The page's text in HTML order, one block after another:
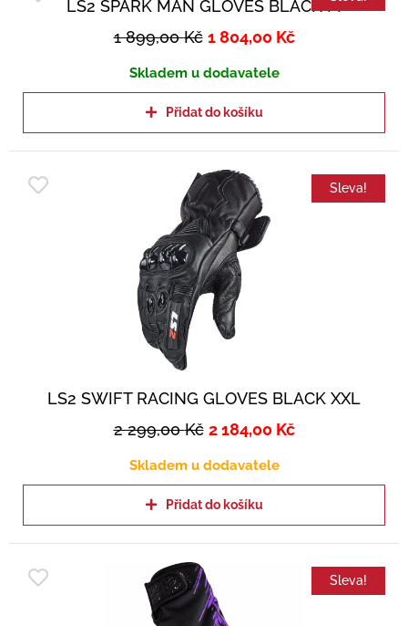
LS2 SPARK MAN GLOVES BLACK M
1 899,00Kč 1 804,00 Kč
Skladem u dodavatele
Přidat do košíku
Sleva!
LS2 SWIFT RACING GLOVES BLACK XXL
2 299,00Kč 2 184,00 Kč
Skladem u dodavatele
Přidat do košíku
Sleva!